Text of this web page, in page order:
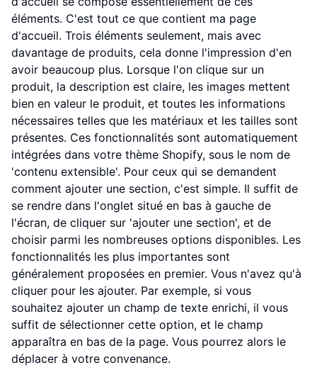
éléments. C'est tout ce que contient ma page
d'accueil. Trois éléments seulement, mais avec
davantage de produits, cela donne l'impression d'en
avoir beaucoup plus. Lorsque l'on clique sur un
produit, la description est claire, les images mettent
bien en valeur le produit, et toutes les informations
nécessaires telles que les matériaux et les tailles sont
présentes. Ces fonctionnalités sont automatiquement
intégrées dans votre thème Shopify, sous le nom de
'contenu extensible'. Pour ceux qui se demandent
comment ajouter une section, c'est simple. Il suffit de
se rendre dans l'onglet situé en bas à gauche de
l'écran, de cliquer sur 'ajouter une section', et de
choisir parmi les nombreuses options disponibles. Les
fonctionnalités les plus importantes sont
généralement proposées en premier. Vous n'avez qu'à
cliquer pour les ajouter. Par exemple, si vous
souhaitez ajouter un champ de texte enrichi, il vous
suffit de sélectionner cette option, et le champ
apparaîtra en bas de la page. Vous pourrez alors le
déplacer à votre convenance.